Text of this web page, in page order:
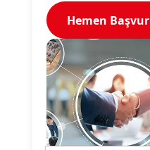
Hemen Başvur